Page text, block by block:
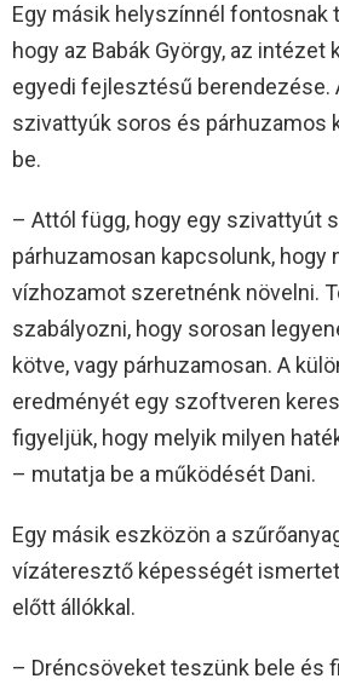
Egy másik helyszínnél fontosnak
hogy az Babák György, az intézet
egyedi fejlesztésű berendezése.
szivattyúk soros és párhuzamos
be.
– Attól függ, hogy egy szivattyút
párhuzamosan kapcsolunk, hogy
vízhozamot szeretnénk növelni.
szabályozni, hogy sorosan
kötve, vagy párhuzamosan. A
eredményét egy szoftveren
figyeljük, hogy melyik milyen
– mutatja be a működését Dani.
Egy másik eszközön a
vízáteresztő képességét
előtt állókkal.
– Dréncsöveket teszünk bele és